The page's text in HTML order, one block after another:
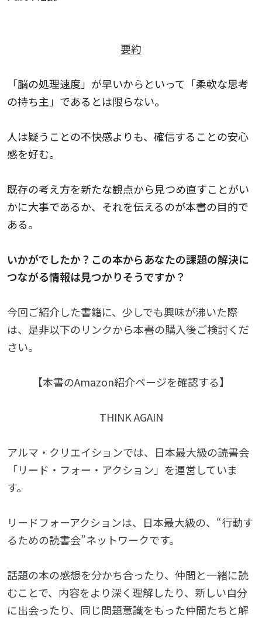
要約
「脳の処理速度」が早いからといって「柔軟な思考
の持ち主」であるとは限らない。
人は疑うことの不快感よりも、確信することの安心
感を好む。
既存の考え方を新たな観点から見つめ直すことがい
かに大事であるか、それを伝えるのが本書の目的で
ある。
いかがでしたか？この本からあなたの課題の解決に
つながる情報は見つかりそうですか？
今回ご紹介した書籍に、少しでも興味が沸いた際
は、是非以下のリンクから本書の購入後ご検討くだ
さい。
【本書のAmazon紹介ページを確認する】
THINK AGAIN
アルマ・クリエイションでは、日本最大級の読書会
「リード・フォー・アクション」を運営していま
す。
リードフォーアクションは、日本最大級の、“行動す
るための読書会”ネットワークです。
話題の本の感想を分かち合ったり、仲間と一緒に読
むことで、内容をより深く理解したり、新しい自分
に出会ったり、同じ問題意識をもった仲間たちと解